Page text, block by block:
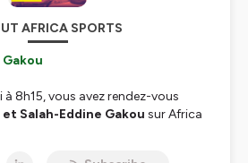
AFRICA SPORTS
8h15, vous avez rendez-vous
Salah-Eddine Gakou sur Africa